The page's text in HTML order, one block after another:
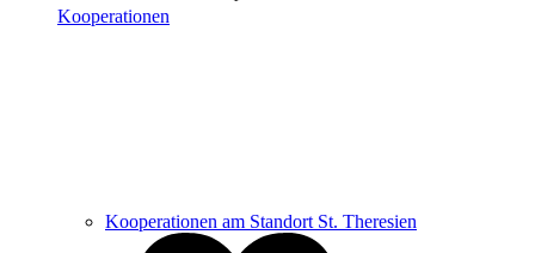
Kooperationen
Kooperationen am Standort St. Theresien